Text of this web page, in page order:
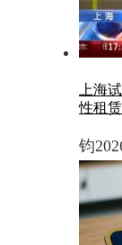
上海
性租
钧